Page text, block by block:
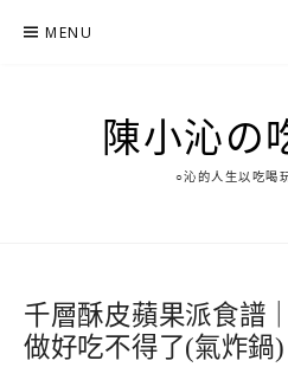
MENU
陳小沁の
○沁的人生以吃喝
千層酥皮蘋果派食譜
做好吃不得了(氣炸鍋)